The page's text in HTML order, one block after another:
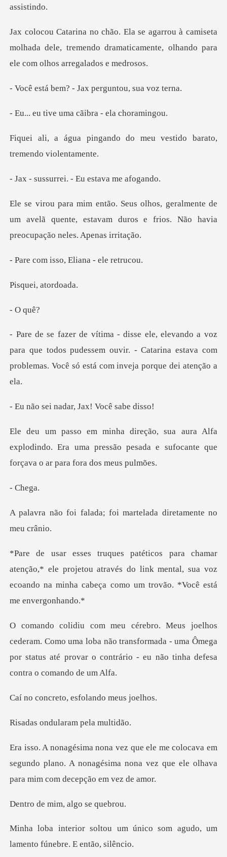
amiseta
molhada dele, tremendo dramaticamente, o
- Jax perguntou
uma cãibra - e
ndo do meu vestido barat
rei. - Eu esta
ente de
um avelã quente, estavam duros e frios.
so, Eliana -
i, ato
O
para que todos pudessem ouvir. - Catarina estava com
pr
nadar, Jax! V
fa
explodindo. Era uma pressão pesada e sufoca
Ch
da; foi martelada dire
* ele projetou através do link mental, sua voz
ecoando na
uma loba não transformada - uma Ômega
por status até provar
to, esfolando
dularam pe
ava em
segundo plano. A nonagésima nona vez que
mim, algo
m único som agudo, um
lament